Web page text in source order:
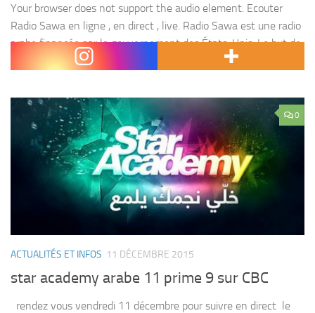
Your browser does not support the audio element. Ecouter
Radio Sawa en ligne , en direct , live. Radio Sawa est une radio
arabe financée par le gouvernement des États-Unis. Le but de
0
ACTUALITÉS ET INFOS 11 DÉCEMBRE 2015
star academy arabe 11 prime 9 sur CBC
rendez vous vendredi 11 décembre pour suivre en direct le